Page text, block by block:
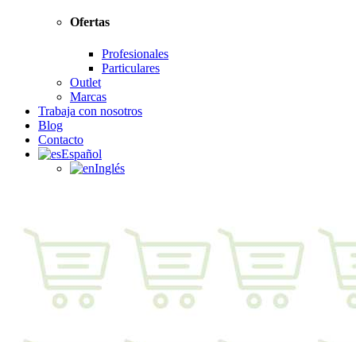
Ofertas
Profesionales
Particulares
Outlet
Marcas
Trabaja con nosotros
Blog
Contacto
Español
Inglés